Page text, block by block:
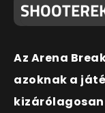
Az Arena
azoknak a
kizárólagosan